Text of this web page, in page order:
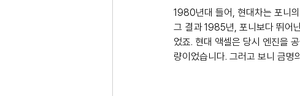
1980년대 들어, 현대차는 포니
그 결과 1985년, 포니보다 뛰어
었죠. 현대 액셀은 당시 엔진을
량이었습니다. 그러고 보니 금명